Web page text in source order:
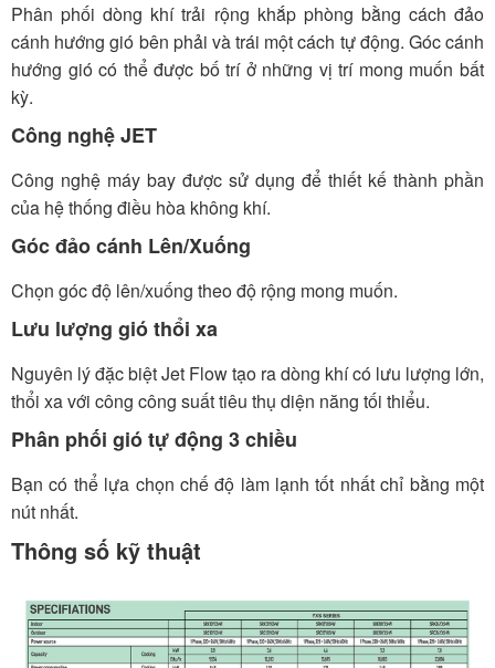
Phân phối dòng khí trải rộng khắp phòng bằng cách đảo
cánh hướng gió bên phải và trái một cách tự động. Góc cánh
hướng gió có thể được bố trí ở những vị trí mong muốn bất
kỳ.
Công nghệ JET
Công nghệ máy bay được sử dụng để thiết kế thành phần
của hệ thống điều hòa không khí.
Góc đảo cánh Lên/Xuống
Chọn góc độ lên/xuống theo độ rộng mong muốn.
Lưu lượng gió thổi xa
Nguyên lý đặc biệt Jet Flow tạo ra dòng khí có lưu lượng lớn,
thổi xa với công công suất tiêu thụ diện năng tối thiểu.
Phân phối gió tự động 3 chiều
Bạn có thể lựa chọn chế độ làm lạnh tốt nhất chỉ bằng một
nút nhất.
Thông số kỹ thuật